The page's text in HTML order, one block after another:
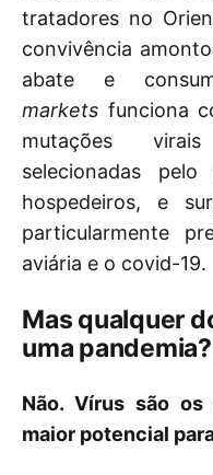
tratadores no
convivência
abate e
markets funciona
mutações
selecionadas
hospedeiros, e
particularmente
aviária e o covid-19.
Mas qualquer
uma pandemia?
Não. Vírus são
maior potencial